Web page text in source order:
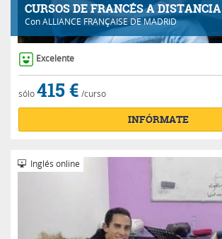
CURSOS DE FRANCÉS A DISTANCIA
ConALLIANCE FRANÇAISE DE MADRID
Excelente
sólo415 € /curso
INFÓRMATE
Inglés online